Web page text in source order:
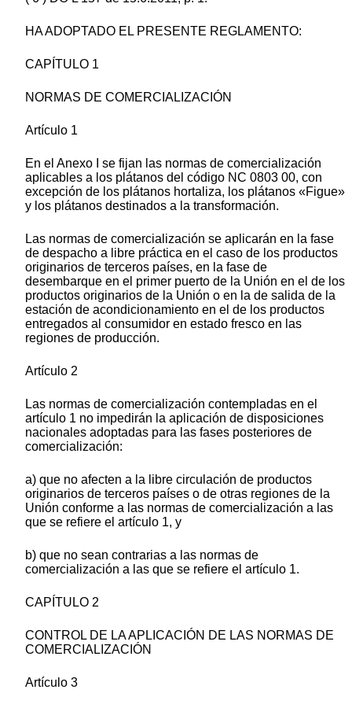
HA ADOPTADO EL PRESENTE REGLAMENTO:
CAPÍTULO 1
NORMAS DE COMERCIALIZACIÓN
Artículo 1
En el Anexo I se fijan las normas de comercialización
aplicables a los plátanos del código NC 0803 00, con
excepción de los plátanos hortaliza, los plátanos «Figue»
y los plátanos destinados a la transformación.
Las normas de comercialización se aplicarán en la fase
de despacho a libre práctica en el caso de los productos
originarios de terceros países, en la fase de
desembarque en el primer puerto de la Unión en el de los
productos originarios de la Unión o en la de salida de la
estación de acondicionamiento en el de los productos
entregados al consumidor en estado fresco en las
regiones de producción.
Artículo 2
Las normas de comercialización contempladas en el
artículo 1 no impedirán la aplicación de disposiciones
nacionales adoptadas para las fases posteriores de
comercialización:
a) que no afecten a la libre circulación de productos
originarios de terceros países o de otras regiones de la
Unión conforme a las normas de comercialización a las
que se refiere el artículo 1, y
b) que no sean contrarias a las normas de
comercialización a las que se refiere el artículo 1.
CAPÍTULO 2
CONTROL DE LA APLICACIÓN DE LAS NORMAS DE
COMERCIALIZACIÓN
Artículo 3